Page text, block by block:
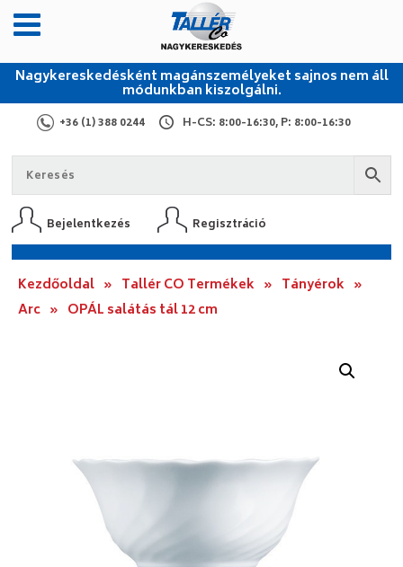
Nagykereskedésként magánszemélyeket sajnos nem áll
módunkban kiszolgálni.
+36 (1) 388 0244 H-CS: 8:00-16:30, P: 8:00-16:30
Bejelentkezés Regisztráció
Kezdőoldal » Tallér CO Termékek » Tányérok »
Arc » OPÁL salátás tál 12 cm